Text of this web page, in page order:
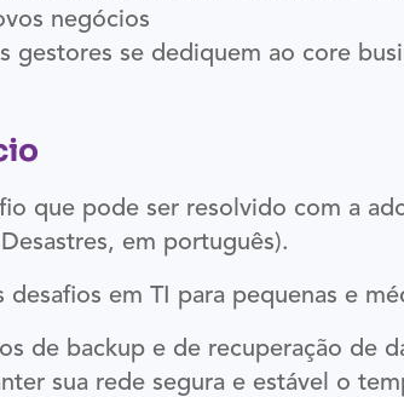
negócios
se dediquem ao core
que pode ser resolvido com a
em português).
em TI para pequenas e
de backup e de recuperação de
sua rede segura e estável o